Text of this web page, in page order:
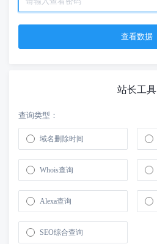
站长工具
查询类型：
域名删除时间
Whois查询
Alexa查询
SEO综合查询